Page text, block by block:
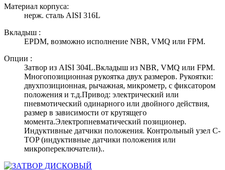
Материал корпуса:
нерж. сталь AISI 316L
Вкладыш :
EPDM, возможно исполнение NBR, VMQ или FPM.
Опции :
Затвор из AISI 304L.Вкладыш из NBR, VMQ или FPM.
Многопозиционная рукоятка двух размеров. Рукоятки:
двухпозиционная, рычажная, микрометр, с фиксатором
положения и т.д.Привод: электрический или
пневмотический одинарного или двойного действия,
размер в зависимости от крутящего
момента.Электропневматический позиционер.
Индуктивные датчики положения. Контрольный узел C-
TOP (индуктивные датчики положения или
микропереключатели)..